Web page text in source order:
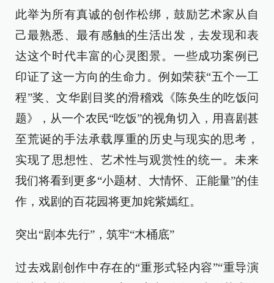
此举为所有真诚的创作松绑，鼓励艺术家从自
己最熟悉、最有感触的生活出发，去发现和表
达这个时代丰富的心灵图景。一些成功案例已
印证了这一方向的生命力。例如荣获“五个一工
程”奖、文华剧目奖的滑稽戏《陈奂生的吃饭问
题》，从一个农民“吃饭”的视角切入，用喜剧甚
至荒诞的手法承载厚重的历史与现实的思考，
实现了思想性、艺术性与观赏性的统一。未来
我们将看到更多“小题材、大情怀、正能量”的佳
作，戏剧的百花园将更加姹紫嫣红。
突出“剧本先行”，筑牢“木桶底”
过去戏剧创作中存在的“重形式轻内容”“重导演